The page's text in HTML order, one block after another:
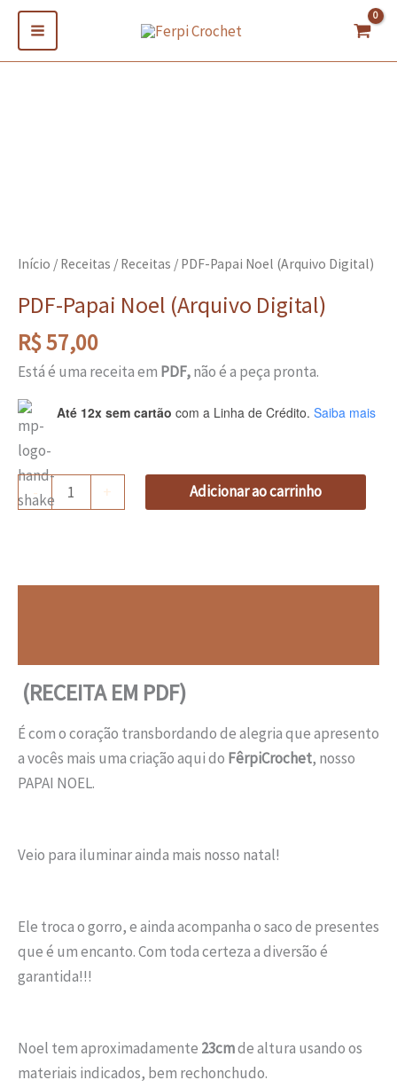
o
Início / Receitas / Receitas / PDF-Papai Noel (Arquivo Digital)
PDF-Papai Noel (Arquivo Digital)
R$57,00
Está é uma receita em PDF,não é a peça pronta.
Até 12x sem cartão com a Linha de Crédito. Saiba mais
- + Adicionar ao carrinho
(RECEITA EM PDF)
É com o coração transbordando de alegria que apresento
a vocês mais uma criação aqui do FêrpiCrochet, nosso
PAPAI NOEL.
Veio para iluminar ainda mais nosso natal!
Ele troca o gorro, e ainda acompanha o saco de presentes
que é um encanto. Com toda certeza a diversão é
garantida!!!
Noel tem aproximadamente 23cmde altura usando os
materiais indicados, bem rechonchudo.